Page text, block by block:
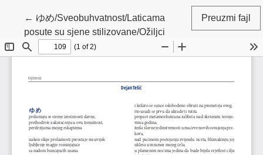
← Povratak na detalje članka
ゆめ/Sveobuhvatnost/Laticama
posute su sjene stilizovane/Ožiljci
Preuzmi fajl